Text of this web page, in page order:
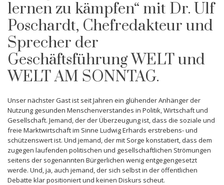
lernen zu kämpfen“ mit Dr. Ulf
Poschardt, Chefredakteur und
Sprecher der
Geschäftsführung WELT und
WELT AM SONNTAG.
Unser nächster Gast ist seit Jahren ein glühender Anhänger der
Nutzung gesunden Menschenverstandes in Politik, Wirtschaft und
Gesellschaft. Jemand, der der Überzeugung ist, dass die soziale und
freie Marktwirtschaft im Sinne Ludwig Erhards erstrebens- und
schützenswert ist. Und jemand, der mit Sorge konstatiert, dass dem
zugegen laufenden politischen und gesellschaftlichen Strömungen
seitens der sogenannten Bürgerlichen wenig entgegengesetzt
werde. Und, ja, auch jemand, der sich selbst in der öffentlichen
Debatte klar positioniert und keinen Diskurs scheut.